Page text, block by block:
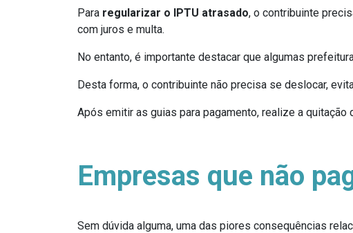
Para regularizar o IPTU atrasado, o contribuinte
com juros e multa.
No entanto, é importante destacar que algumas
Desta forma, o contribuinte não precisa se deslocar,
Após emitir as guias para pagamento, realize a
Empresas que não
Sem dúvida alguma, uma das piores consequências